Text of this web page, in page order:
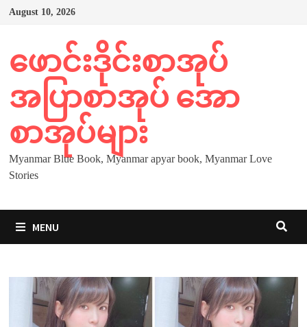
Skip
August 10, 2026
ဖောင်းဒိုင်းစာအုပ်
အပြာစာအုပ် အော
စာအုပ်များ
Myanmar Blue Book, Myanmar apyar book, Myanmar Love
Stories
MENU